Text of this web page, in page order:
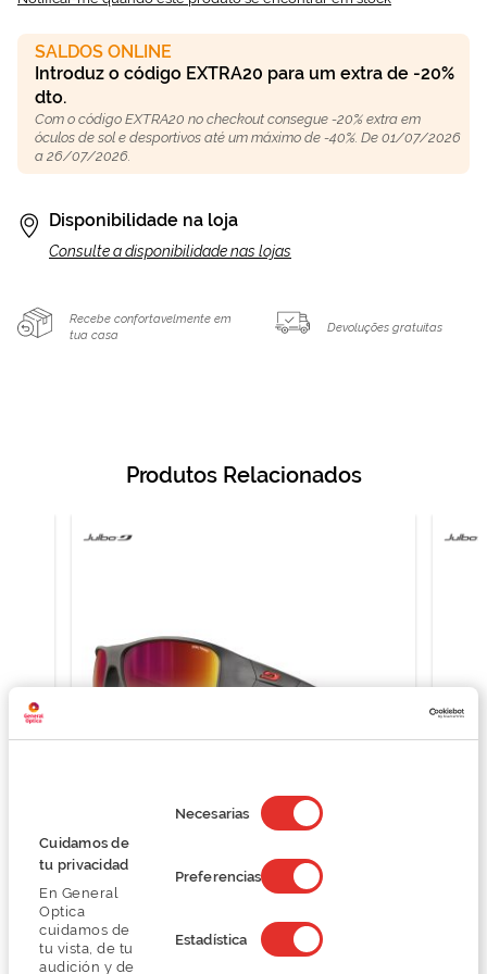
Cuidamos de
tu privacidad
En General
Optica
cuidamos de
tu vista, de tu
audición y de
de
consentimiento
Necesarias
Preferencias
Estadística
SALDOS ONLINE
Introduz o código EXTRA20 para um extra de -20%
dto.
Com o código EXTRA20 no checkout consegue -20% extra em
óculos de sol e desportivos até um máximo de -40%. De 01/07/2026
a 26/07/2026.
Disponibilidade na loja
Consulte a disponibilidade nas lojas
Recebe confortavelmente em
tua casa
Devoluções gratuitas
Produtos Relacionados
Julbo ROOKIE 2 J545
38,25 €
51,00 €